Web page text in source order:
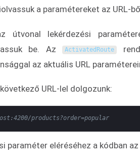
a paramétereket az URL-
útvonal lekérdezési
be. Az ActivatedRoute
az aktuális URL
URL-lel dolgozunk:
products?order=popular
paraméter eléréséhez a kódban